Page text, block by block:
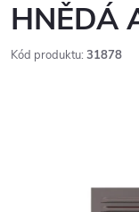
HNĚDÁ
Kód produktu: 31878